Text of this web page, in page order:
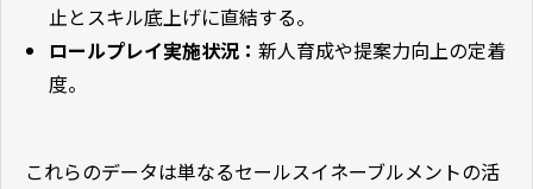
止とスキル底上げに直結する。
ロールプレイ実施状況： 新人育成や提案力向上の定着
度。
これらのデータは単なるセールスイネーブルメントの活